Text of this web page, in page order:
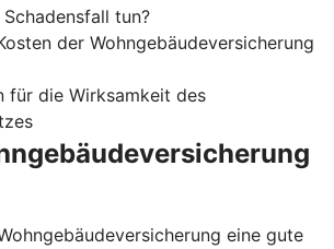
tun?
der Wohngebäudeversicherung
für die Wirksamkeit des
eine gute